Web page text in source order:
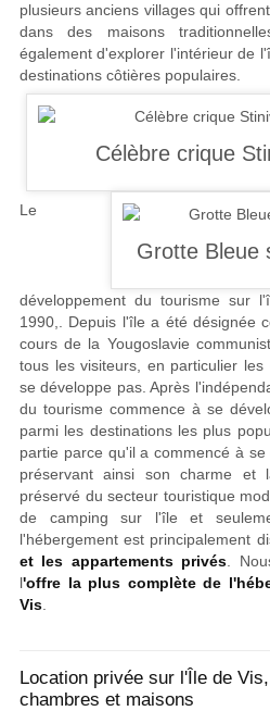
plusieurs anciens villages qui
dans des maisons
également d'explorer l'intérieur de
destinations côtières populaires.
Le
développement du tourisme sur
1990,. Depuis l'île a été désignée
cours de la Yougoslavie
tous les visiteurs, en particulier
se développe pas. Après
du tourisme commence à se
parmi les destinations les plus
partie parce qu'il a commencé à
préservant ainsi son charme et
préservé du secteur touristique
de camping sur l'île et
l'hébergement est principalement
et les appartements privés .
l'offre la plus complète de
Vis
Location privée sur l'Île de
chambres et maisons